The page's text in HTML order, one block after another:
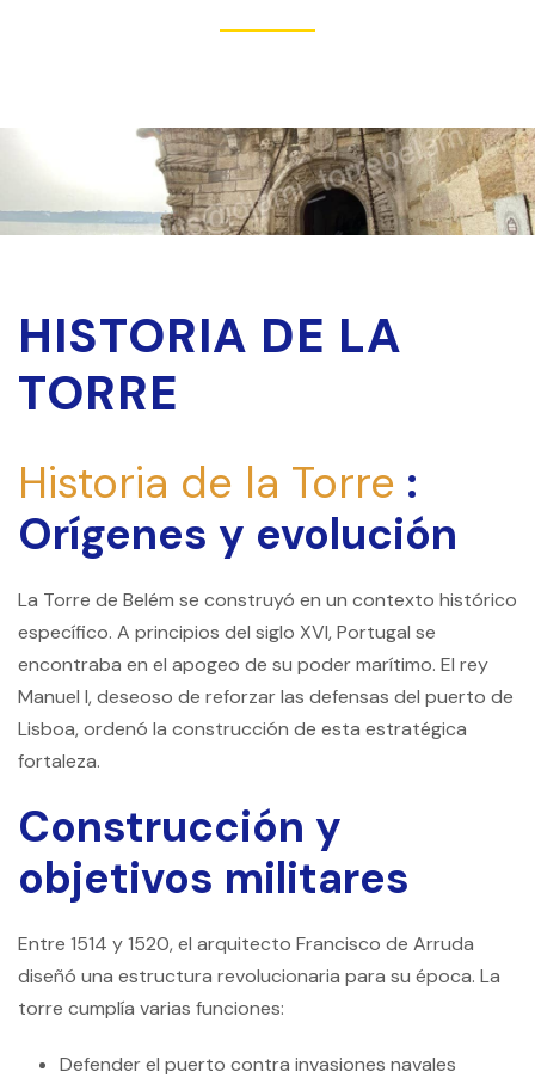
HISTORIA DE LA
TORRE
Historia de la Torre :
Orígenes y evolución
La Torre de Belém se construyó en un contexto histórico
específico. A principios del siglo XVI, Portugal se
encontraba en el apogeo de su poder marítimo. El rey
Manuel I, deseoso de reforzar las defensas del puerto de
Lisboa, ordenó la construcción de esta estratégica
fortaleza.
Construcción y
objetivos militares
Entre 1514 y 1520, el arquitecto Francisco de Arruda
diseñó una estructura revolucionaria para su época. La
torre cumplía varias funciones:
Defender el puerto contra invasiones navales